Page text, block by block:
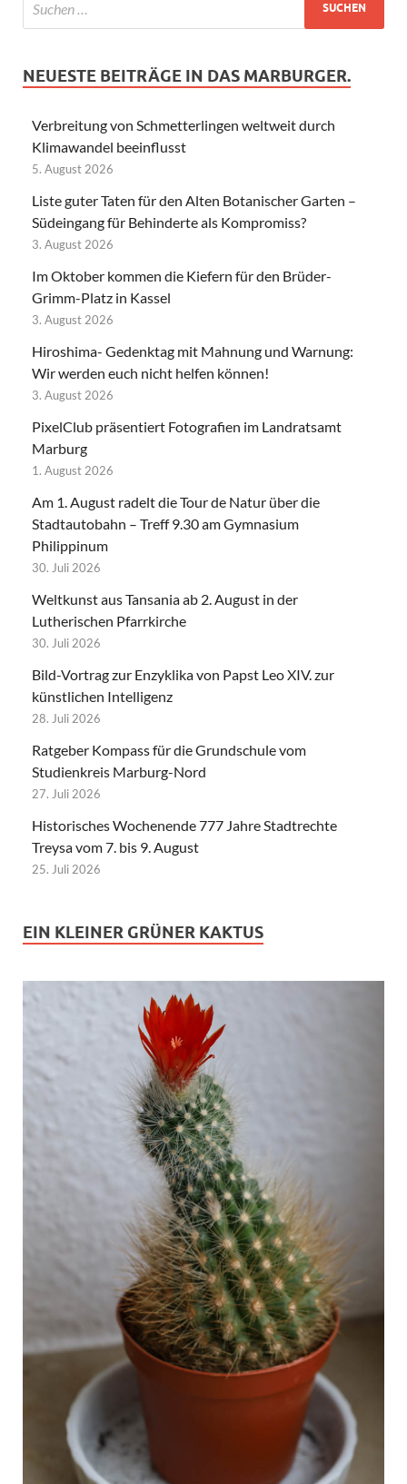
NEUESTE BEITRÄGE IN DAS MARBURGER.
Verbreitung von Schmetterlingen weltweit durch
Klimawandel beeinflusst
5. August 2026
Liste guter Taten für den Alten Botanischer Garten –
Südeingang für Behinderte als Kompromiss?
3. August 2026
Im Oktober kommen die Kiefern für den Brüder-
Grimm-Platz in Kassel
3. August 2026
Hiroshima- Gedenktag mit Mahnung und Warnung:
Wir werden euch nicht helfen können!
3. August 2026
PixelClub präsentiert Fotografien im Landratsamt
Marburg
1. August 2026
Am 1. August radelt die Tour de Natur über die
Stadtautobahn – Treff 9.30 am Gymnasium
Philippinum
30. Juli 2026
Weltkunst aus Tansania ab 2. August in der
Lutherischen Pfarrkirche
30. Juli 2026
Bild-Vortrag zur Enzyklika von Papst Leo XIV. zur
künstlichen Intelligenz
28. Juli 2026
Ratgeber Kompass für die Grundschule vom
Studienkreis Marburg-Nord
27. Juli 2026
Historisches Wochenende 777 Jahre Stadtrechte
Treysa vom 7. bis 9. August
25. Juli 2026
EIN KLEINER GRÜNER KAKTUS